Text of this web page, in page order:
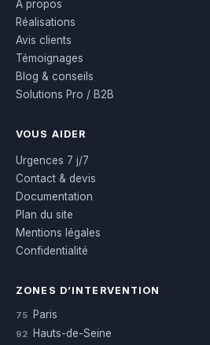
À propos
Réalisations
Avis clients
Témoignages
Blog & conseils
Solutions Pro / B2B
VOUS AIDER
Urgences 7 j/7
Contact & devis
Documentation
Plan du site
Mentions légales
Confidentialité
ZONES D’INTERVENTION
75 Paris
92 Hauts-de-Seine